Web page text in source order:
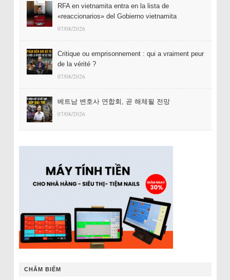
RFA en vietnamita entra en la lista de
«reaccionarios» del Gobierno vietnamita
07/08/2026
Critique ou emprisonnement : qui a vraiment peur
de la vérité ?
07/08/2026
베트남 변호사 연합회, 곧 해체될 전망
07/08/2026
CHÂM BIẾM